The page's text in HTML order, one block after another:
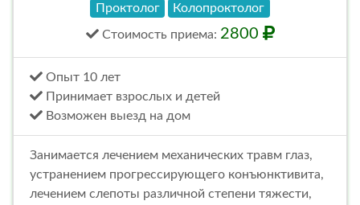
Проктолог
Колопроктолог
Стоимость приема: 2800
Опыт 10 лет
Принимает взрослых и детей
Возможен выезд на дом
Занимается лечением механических травм глаз,
устранением прогрессирующего конъюнктивита,
лечением слепоты различной степени тяжести,